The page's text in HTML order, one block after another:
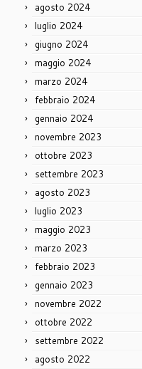
agosto 2024
luglio 2024
giugno 2024
maggio 2024
marzo 2024
febbraio 2024
gennaio 2024
novembre 2023
ottobre 2023
settembre 2023
agosto 2023
luglio 2023
maggio 2023
marzo 2023
febbraio 2023
gennaio 2023
novembre 2022
ottobre 2022
settembre 2022
agosto 2022